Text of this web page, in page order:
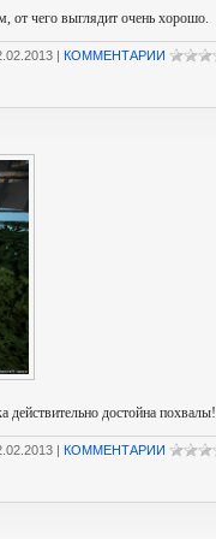
от чего выглядит очень хорошо.
| КОММЕНТАРИИ
действительно достойна похвалы!
| КОММЕНТАРИИ